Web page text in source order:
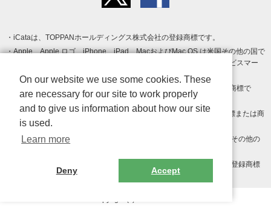
iCataは、TOPPANホールディングス株式会社の登録商標です。
Apple、Apple ロゴ、iPhone、iPad、MacおよびMac OS は米国その他の国で
登録された Apple Inc. の商標です。App Store は Apple Inc. のサービスマー
クです。
Android、Google Play および Google Play ロゴ は Google LLC の商標で
す。
Windows は Microsoft Inc.の米国およびその他の国における登録商標または商
標です。
Adobe、Adobe Reader、Adobe PDF は、Adobe Inc.の米国およびその他の
その他、記載されている会社名、商品名、ロゴは各社の商標または登録商標
On our website we use some cookies. These
are necessary for our site to work properly
and to give us information about how our site
is used.
Learn more
Deny Accept